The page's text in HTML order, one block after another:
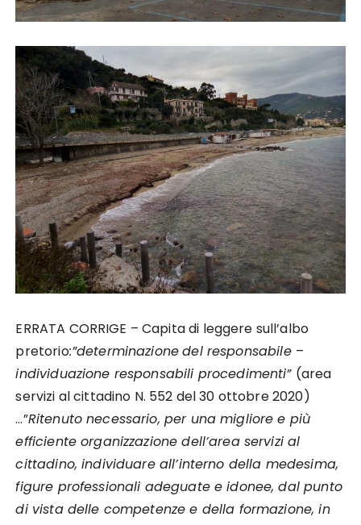
ERRATA CORRIGE – Capita di leggere sull’albo
pretorio:”determinazionedel responsabile –
individuazione responsabili procedimenti” (area
servizi al cittadino N. 552 del 30 ottobre 2020)
…”Ritenuto necessario, per una migliore e più
efficiente organizzazione dell’area servizi al
cittadino, individuare all’interno della medesima,
figure professionali adeguate e idonee, dal punto
di vista delle competenze e della formazione, in